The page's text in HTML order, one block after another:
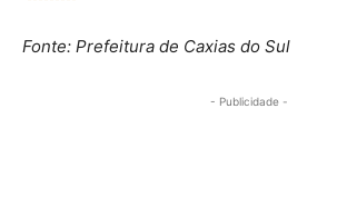
Fonte: Prefeitura de Caxias do Sul
- Publicidade -